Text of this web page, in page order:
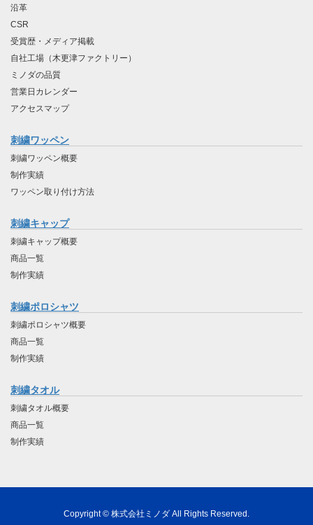
沿革
CSR
受賞歴・メディア掲載
自社工場（木更津ファクトリー）
ミノダの品質
営業日カレンダー
アクセスマップ
刺繍ワッペン
刺繍ワッペン概要
制作実績
ワッペン取り付け方法
刺繍キャップ
刺繍キャップ概要
商品一覧
制作実績
刺繍ポロシャツ
刺繍ポロシャツ概要
商品一覧
制作実績
刺繍タオル
刺繍タオル概要
商品一覧
制作実績
Copyright © 株式会社ミノダ All Rights Reserved.